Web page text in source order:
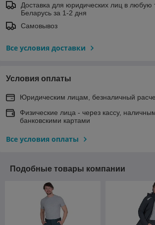
Доставка для юридических лиц в любую
Беларусь за 1-2 дня
Самовывоз
Все условия доставки
Условия оплаты
Юридическим лицам, безналичный
Физические лица - через кассу,
банковскими картами
Все условия оплаты
Подобные товары компании